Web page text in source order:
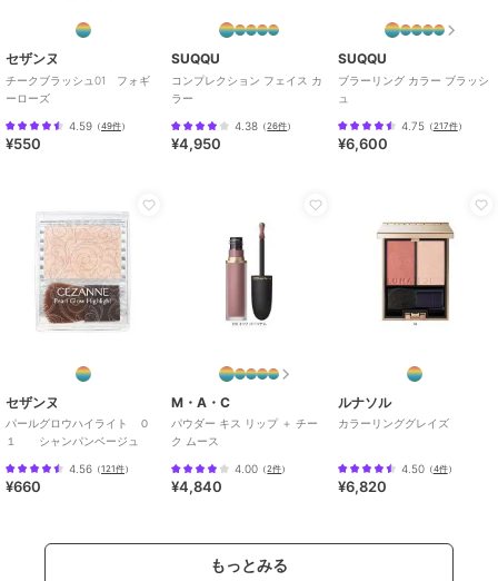
セザンヌ
チークブラッシュ01 フォギ
ーローズ
4.59 （49件）
¥550
SUQQU
コンプレクション フェイス カ
ラー
4.38 （26件）
¥4,950
SUQQU
ブラーリング カラー ブラッシ
ュ
4.75（217件）
¥6,600
セザンヌ
パールグロウハイライト ０
１ シャンパンベージュ
4.56 （121件）
¥660
M・A・C
パウダー キス リップ ＋ チー
ク ムース
4.00 （2件）
¥4,840
ルナソル
カラーリンググレイズ
4.50（4件）
¥6,820
もっとみる